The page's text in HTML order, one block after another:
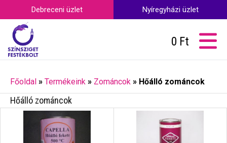
Debreceni üzlet Nyíregyházi üzlet
0 Ft
Főoldal » Termékeink » Zománcok » Hőálló zománcok
Hőálló zománcok